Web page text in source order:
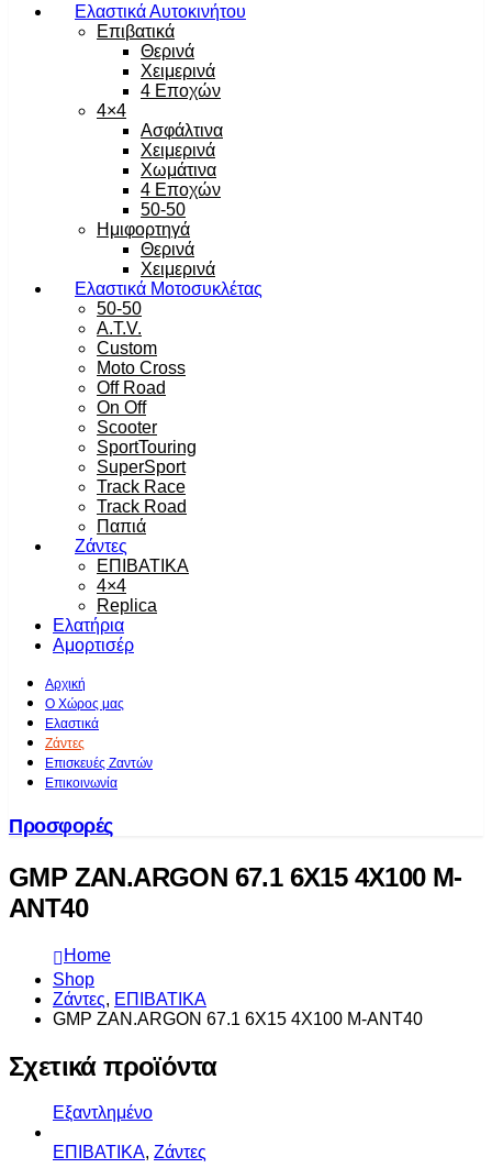
Ελαστικά Αυτοκινήτου
Επιβατικά
Θερινά
Χειμερινά
4 Εποχών
4×4
Ασφάλτινα
Χειμερινά
Χωμάτινα
4 Εποχών
50-50
Ημιφορτηγά
Θερινά
Χειμερινά
Ελαστικά Μοτοσυκλέτας
50-50
A.T.V.
Custom
Moto Cross
Off Road
On Off
Scooter
SportTouring
SuperSport
Track Race
Track Road
Παπιά
Ζάντες
ΕΠΙΒΑΤΙΚΑ
4×4
Replica
Ελατήρια
Αμορτισέρ
Αρχική
Ο Χώρος μας
Ελαστικά
Ζάντες
Επισκευές Ζαντών
Επικοινωνία
Προσφορές
GMP ZAN.ARGON 67.1 6X15 4X100 M-
ANT40
Home
Shop
Ζάντες, ΕΠΙΒΑΤΙΚΑ
GMP ZAN.ARGON 67.1 6X15 4X100 M-ANT40
Σχετικά προϊόντα
Εξαντλημένο
ΕΠΙΒΑΤΙΚΑ, Ζάντες